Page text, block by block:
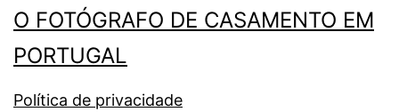
O FOTÓGRAFO DE CASAMENTO EM
PORTUGAL
Política de privacidade